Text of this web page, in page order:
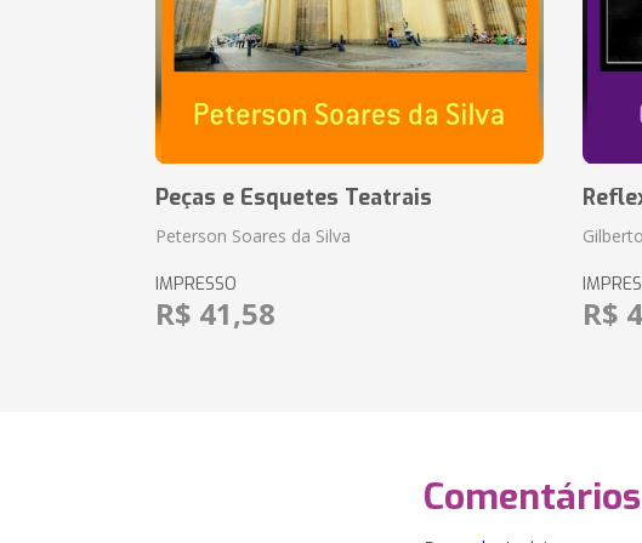
Peças e Esquetes Teatrais
Peterson Soares da Silva
IMPRESSO
R$ 41,58 R$
Comentários